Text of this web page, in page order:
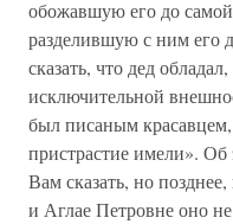
обожавшую его до
разделившую с ним его
сказать, что дед
исключительной
был писаным
пристрастие имели». Об
Вам сказать, но
и Аглае Петровне оно